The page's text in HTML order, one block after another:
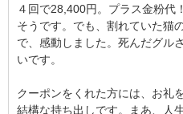
４回で28,400円。プラス金粉
そうです。でも、割れていた猫
で、感動しました。死んだグル
いです。
クーポンをくれた方には、お礼
結構な持ち出しです。まあ、人